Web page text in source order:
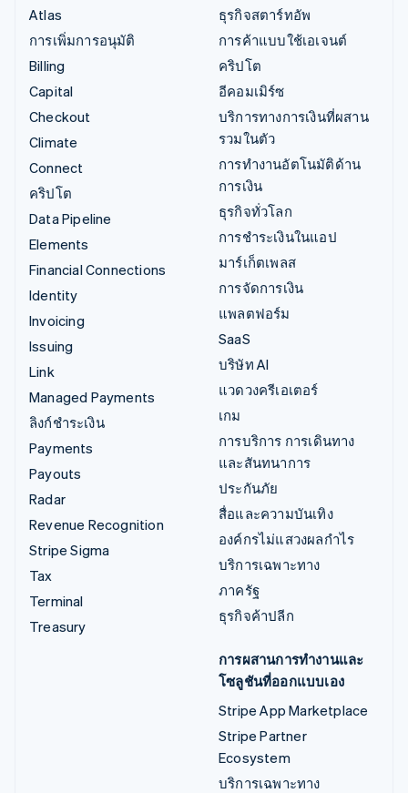
Atlas
การเพิ่มการอนุมัติ
Billing
Capital
Checkout
Climate
Connect
คริปโต
Data Pipeline
Elements
Financial Connections
Identity
Invoicing
Issuing
Link
Managed Payments
ลิงก์ชำระเงิน
Payments
Payouts
Radar
Revenue Recognition
Stripe Sigma
Tax
Terminal
Treasury
ธุรกิจสตาร์ทอัพ
การค้าแบบใช้เอเจนต์
คริปโต
อีคอมเมิร์ซ
บริการทางการเงินที่ผสาน
รวมในตัว
การทำงานอัตโนมัติด้าน
การเงิน
ธุรกิจทั่วโลก
การชำระเงินในแอป
มาร์เก็ตเพลส
การจัดการเงิน
แพลตฟอร์ม
SaaS
บริษัท AI
แวดวงครีเอเตอร์
เกม
การบริการ การเดินทาง
และสันทนาการ
ประกันภัย
สื่อและความบันเทิง
องค์กรไม่แสวงผลกำไร
บริการเฉพาะทาง
ภาครัฐ
ธุรกิจค้าปลีก
การผสานการทำงานและ
โซลูชันที่ออกแบบเอง
Stripe App Marketplace
Stripe Partner
Ecosystem
บริการเฉพาะทาง